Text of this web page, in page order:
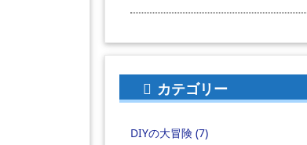
カテゴリー
DIYの大冒険 (7)